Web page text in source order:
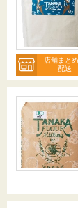
店舗まと
配送